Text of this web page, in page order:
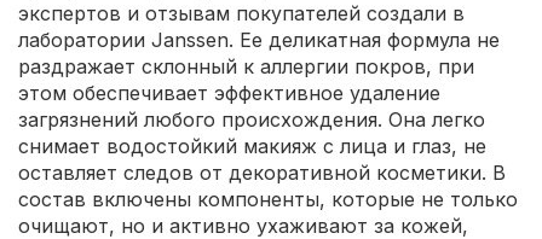
экспертов и отзывам покупателей создали в
лаборатории Janssen. Ее деликатная формула не
раздражает склонный к аллергии покров, при
этом обеспечивает эффективное удаление
загрязнений любого происхождения. Она легко
снимает водостойкий макияж с лица и глаз, не
оставляет следов от декоративной косметики. В
состав включены компоненты, которые не только
очищают, но и активно ухаживают за кожей,